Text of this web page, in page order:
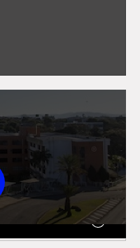
de curso
ano de curso